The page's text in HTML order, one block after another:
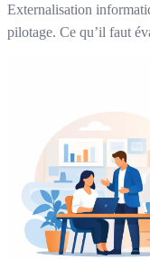
Externalisation
pilotage. Ce qu’il faut